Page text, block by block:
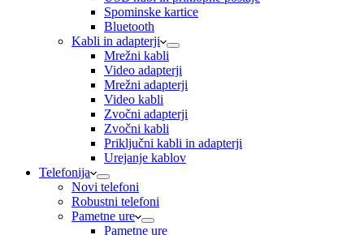
Spominske kartice
Bluetooth
Kabli in adapterji
Mrežni kabli
Video adapterji
Mrežni adapterji
Video kabli
Zvočni adapterji
Zvočni kabli
Priključni kabli in adapterji
Urejanje kablov
Telefonija
Novi telefoni
Robustni telefoni
Pametne ure
Pametne ure